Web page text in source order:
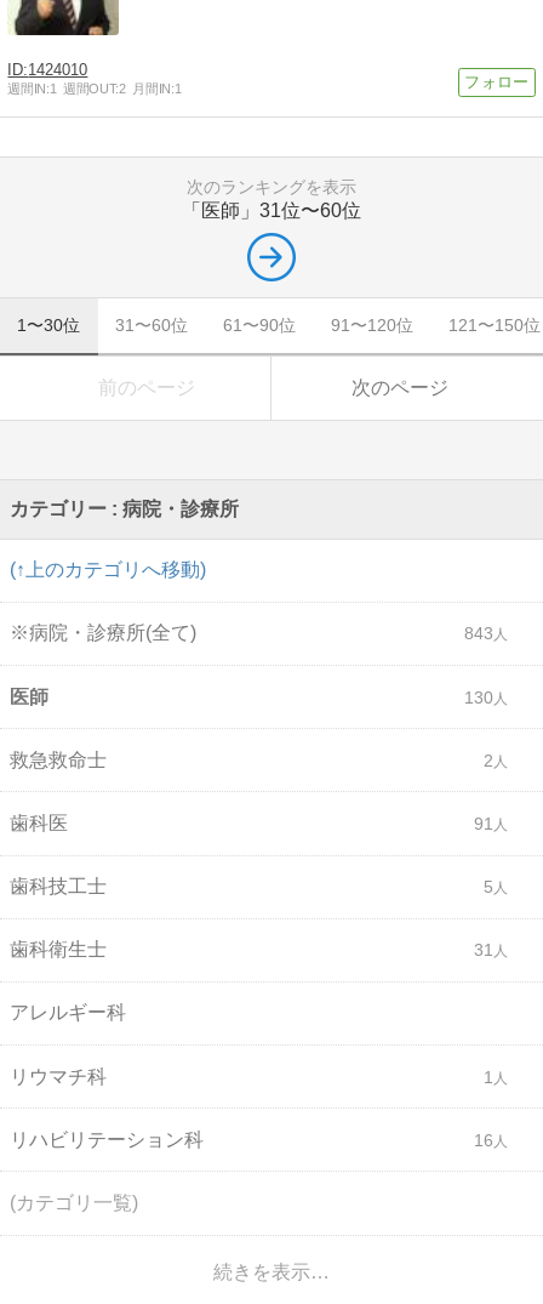
1424010
週間IN:1 週間OUT:2 月間IN:1
次のランキングを表示
「医師」 31位〜60位
1〜30位 31〜60位 61〜90位 91〜120位 121〜150位
前のページ 次のページ
カテゴリー : 病院・診療所
(↑上のカテゴリへ移動)
※病院・診療所(全て) 843
医師 130
救急救命士 2
歯科医 91
歯科技工士 5
歯科衛生士 31
アレルギー科
リウマチ科 1
リハビリテーション科 16
(カテゴリ一覧)
続きを表示…